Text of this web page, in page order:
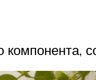
компонента,